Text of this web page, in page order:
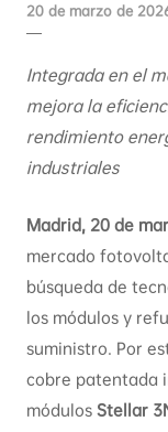
20 de marzo de
Integrada en el
mejora la
rendimiento
industriales
Madrid, 20 de
mercado
búsqueda de
los módulos y
suministro. Por
cobre patentada
módulos Stellar